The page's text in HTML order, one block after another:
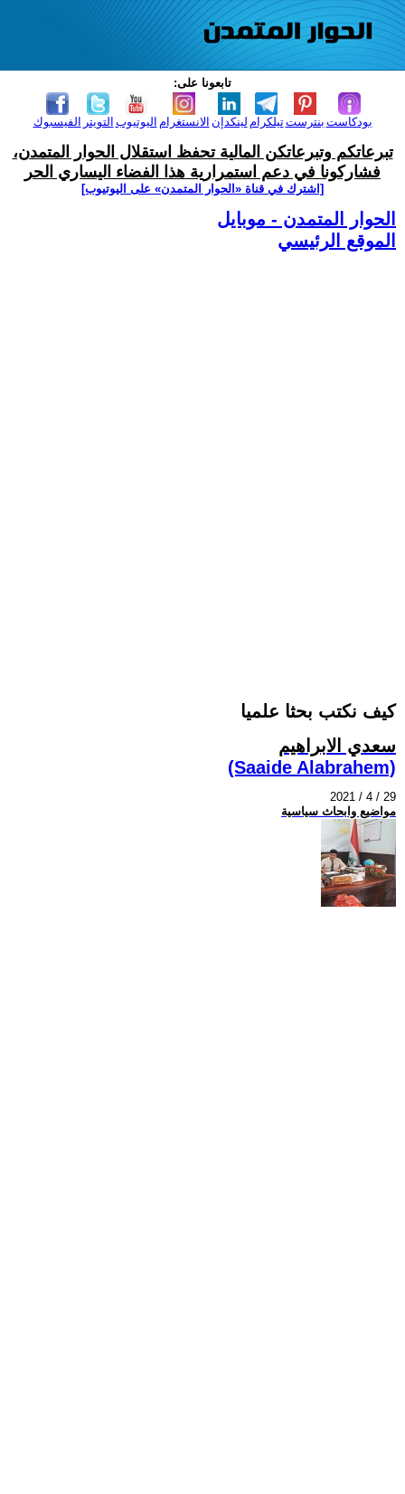
تابعونا على:
الفيسبوك التويتر اليوتيوب الانستغرام لينكدإن تيلكرامبنترست بودكاست
تبرعاتكم وتبرعاتكن المالية تحفظ استقلال الحوار المتمدن،
فشاركونا في دعم استمرارية هذا الفضاء اليساري الحر
[اشترك في قناة ‫«الحوار المتمدن» على اليوتيوب]
الحوار المتمدن - موبايل
الموقع الرئيسي
كيف نكتب بحثا علميا
سعدي الابراهيم
(Saaide Alabrahem)
2021 / 4 / 29
مواضيع وابحاث سياسية